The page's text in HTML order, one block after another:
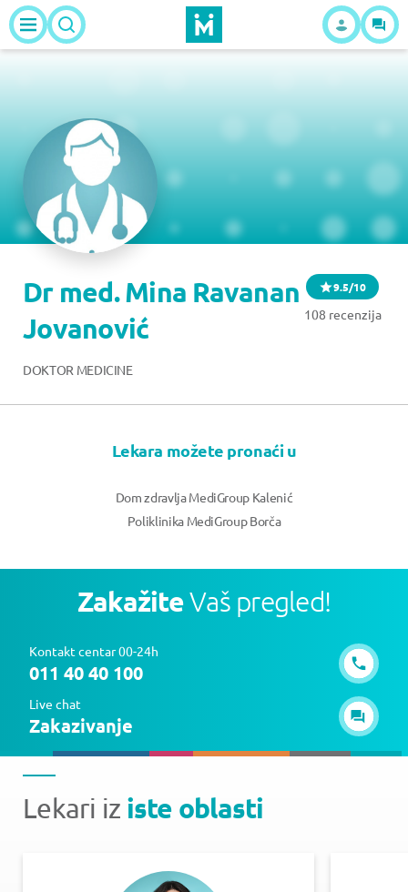
Dr med. Mina Ravanan
Jovanović
9.5/10
108 recenzija
DOKTOR MEDICINE
Lekara možete pronaći u
Dom zdravlja MediGroup Kalenić
Poliklinika MediGroup Borča
ZakažiteVaš pregled!
Kontakt centar 00-24h
011 40 40 100
Live chat
Zakazivanje
Lekari iz iste oblasti